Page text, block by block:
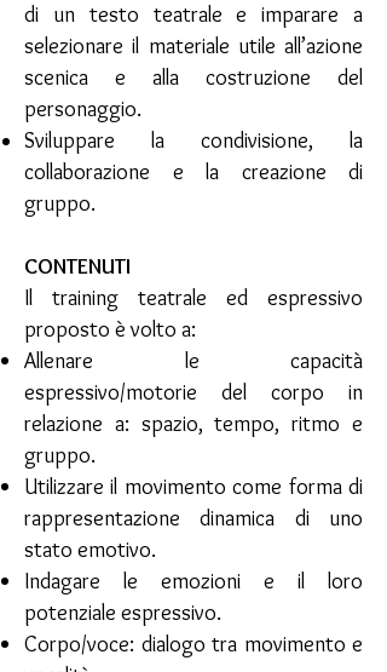
di un testo teatrale e imparare a
selezionare il materiale utile all’azione
scenica e alla costruzione del
personaggio.
Sviluppare la condivisione, la
collaborazione e la creazione di
gruppo.
CONTENUTI
Il training teatrale ed espressivo
proposto è volto a:
Allenare le capacità
espressivo/motorie del corpo in
relazione a: spazio, tempo, ritmo e
gruppo.
Utilizzare il movimento come forma di
rappresentazione dinamica di uno
stato emotivo.
Indagare le emozioni e il loro
potenziale espressivo.
Corpo/voce: dialogo tra movimento e